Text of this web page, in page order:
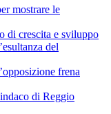
mostrare le
di crescita e sviluppo
del
frena
di Reggio